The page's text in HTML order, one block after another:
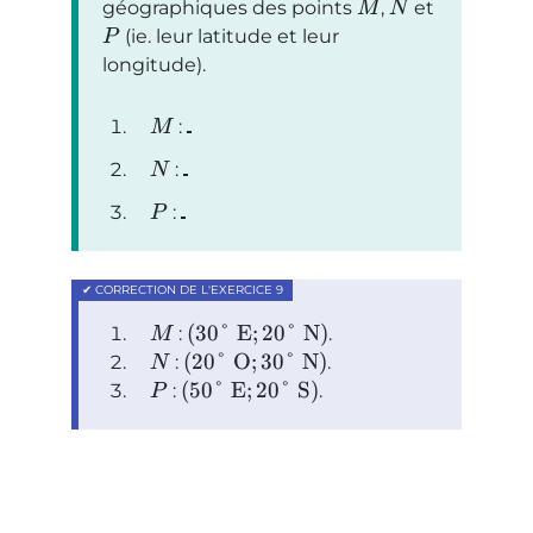
géographiques des points M,N et
P(ie. leur latitude et leur
longitude).
M :
N :
P:
M : (30° E; 20° N).
N : (20° O;30° N).
P: (50° E; 20° S).